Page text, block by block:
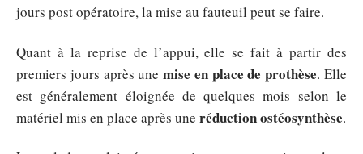
jours post opératoire, la mise au fauteuil peut se faire.
Quant à la reprise de l’appui, elle se fait à partir des
premiers jours après unemise en place de prothèse. Elle
est généralement éloignée de quelques mois selon le
matériel mis en place après une réduction ostéosynthèse.